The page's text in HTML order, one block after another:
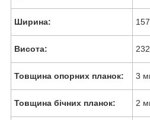
Ширина:
Висота:
Товщина опорних планок: 3
Товщина бічних планок: 2